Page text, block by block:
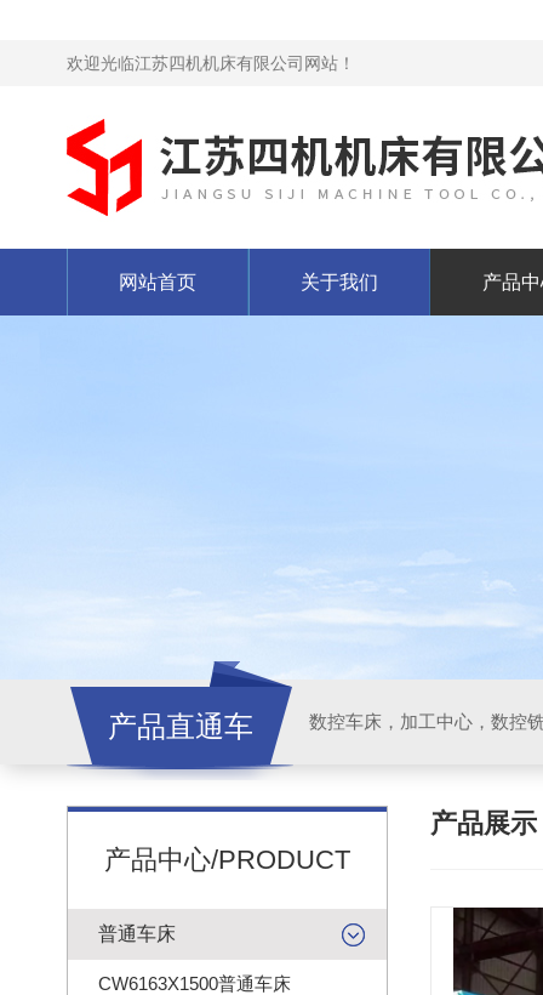
欢迎光临江苏四机机床有限公司网站！
网站首页 关于我们 产品
产品直通车
产品中心/PRODUCT
普通车床
CW6163X1500普通车床
产品展示